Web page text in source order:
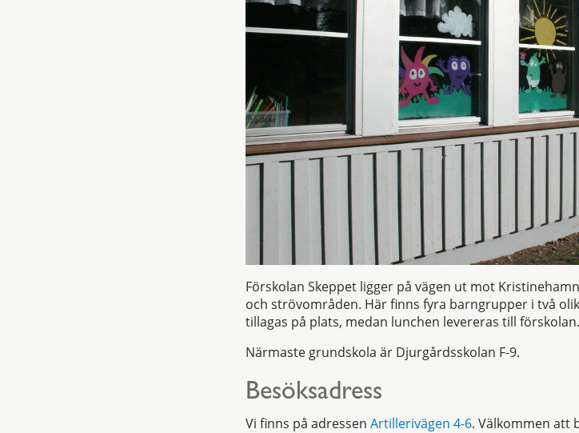
Förskolan Skeppet ligger på vägen ut mot
och strövområden. Här finns fyra barngrupper i två
tillagas på plats, medan lunchen levereras till förskolan.
Närmaste grundskola är Djurgårdsskolan F-9.
Besöksadress
Vi finns på adressen Artillerivägen 4-6. Välkommen att